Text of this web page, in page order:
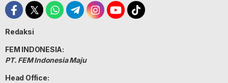
Redaksi
FEM INDONESIA:
PT. FEM Indonesia Maju
Head Office: